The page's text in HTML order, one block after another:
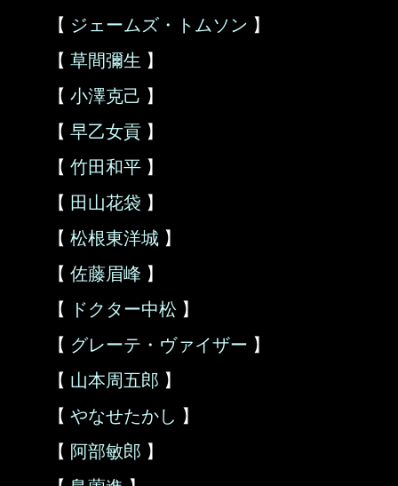
【 ジェームズ・トムソン 】
【 草間彌生 】
【 小澤克己 】
【 早乙女貢 】
【 竹田和平 】
【 田山花袋 】
【 松根東洋城 】
【 佐藤眉峰 】
【
ドクター中松 】
【 グレーテ・ヴァイザー 】
【 山本周五郎 】
【 やなせたかし 】
【 阿部敏郎 】